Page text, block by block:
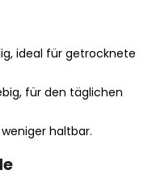
ideal für getrocknete
für den täglichen
haltbar.